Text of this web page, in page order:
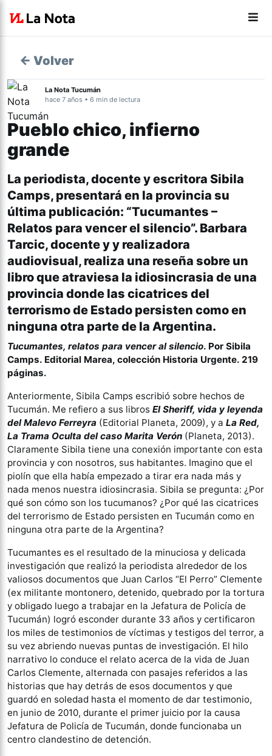
← Volver
La Nota Tucumán
hace 7 años • 6 min de lectura
Pueblo chico, infierno
grande
La periodista, docente y escritora Sibila
Camps, presentará en la provincia su
última publicación: “Tucumantes –
Relatos para vencer el silencio”. Barbara
Tarcic, docente y y realizadora
audiovisual, realiza una reseña sobre un
libro que atraviesa la idiosincrasia de una
provincia donde las cicatrices del
terrorismo de Estado persisten como en
ninguna otra parte de la Argentina.
Tucumantes, relatos para vencer al silencio. Por Sibila
Camps. Editorial Marea, colección Historia Urgente. 219
páginas.
Anteriormente, Sibila Camps escribió sobre hechos de
Tucumán. Me refiero a sus libros El Sheriff, vida y leyenda
del Malevo Ferreyra (Editorial Planeta, 2009), y a La Red,
La Trama Oculta del caso Marita Verón (Planeta, 2013).
Claramente Sibila tiene una conexión importante con esta
provincia y con nosotros, sus habitantes. Imagino que el
piolín que ella había empezado a tirar era nada más y
nada menos nuestra idiosincrasia. Sibila se pregunta: ¿Por
qué son cómo son los tucumanos? ¿Por qué las cicatrices
del terrorismo de Estado persisten en Tucumán como en
ninguna otra parte de la Argentina?
Tucumantes es el resultado de la minuciosa y delicada
investigación que realizó la periodista alrededor de los
valiosos documentos que Juan Carlos “El Perro” Clemente
(ex militante montonero, detenido, quebrado por la tortura
y obligado luego a trabajar en la Jefatura de Policía de
Tucumán) logró esconder durante 33 años y certificaron
los miles de testimonios de víctimas y testigos del terror, a
su vez abriendo nuevas puntas de investigación. El hilo
narrativo lo conduce el relato acerca de la vida de Juan
Carlos Clemente, alternada con pasajes referidos a las
historias que hay detrás de esos documentos y que
guardó en soledad hasta el momento de dar testimonio,
en junio de 2010, durante el primer juicio por la causa
Jefatura de Policía de Tucumán, donde funcionaba un
centro clandestino de detención.